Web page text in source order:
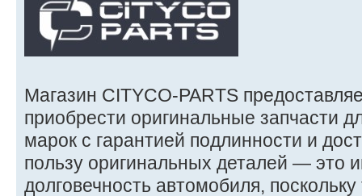
Магазин CITYCO-PARTS
приобрести оригинальные запчасти
марок с гарантией подлинности и
пользу оригинальных деталей — это
долговечность автомобиля,